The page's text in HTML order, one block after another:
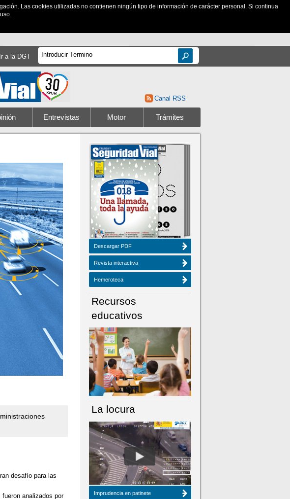
Las cookies utilizadas no contienen ningún tipo de información de carácter personal. Si continua
Ir a la DGT
Canal RSS
Entrevistas Motor Trámites
desafío para las
analizados por
NÚMERO ACTUAL HEMEROTECA
Descargar PDF
Revista interactiva
Hemeroteca
Recursos
educativos
La locura
Imprudencia en patinete